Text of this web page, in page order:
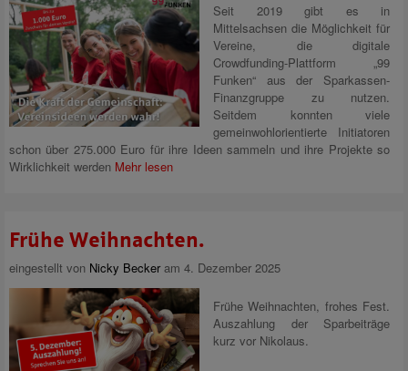
Seit 2019 gibt es in
Mittelsachsen die Möglichkeit für
Vereine, die digitale
Crowdfunding-Plattform „99
Funken“ aus der Sparkassen-
Finanzgruppe zu nutzen.
Seitdem konnten viele
gemeinwohlorientierte Initiatoren
schon über 275.000 Euro für ihre Ideen sammeln und ihre Projekte so
Wirklichkeit werden Mehr lesen
Frühe Weihnachten.
eingestellt von Nicky Becker am 4. Dezember 2025
Frühe Weihnachten, frohes Fest.
Auszahlung der Sparbeiträge
kurz vor Nikolaus.